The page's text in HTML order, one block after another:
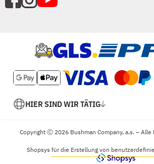
HIER SIND WIR TÄTIG
Copyright Ⓒ 2026 Bushman Company, a.s. –
Shopsys für die Erstellung von